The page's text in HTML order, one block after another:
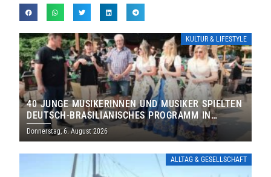
KULTUR & LIFESTYLE
40 JUNGE MUSIKERINNEN UND MUSIKER SPIELTEN
DEUTSCH-BRASILIANISCHES PROGRAMM IN
THOLEY
Donnerstag, 6. August 2026
ALLTAG & GESELLSCHAFT